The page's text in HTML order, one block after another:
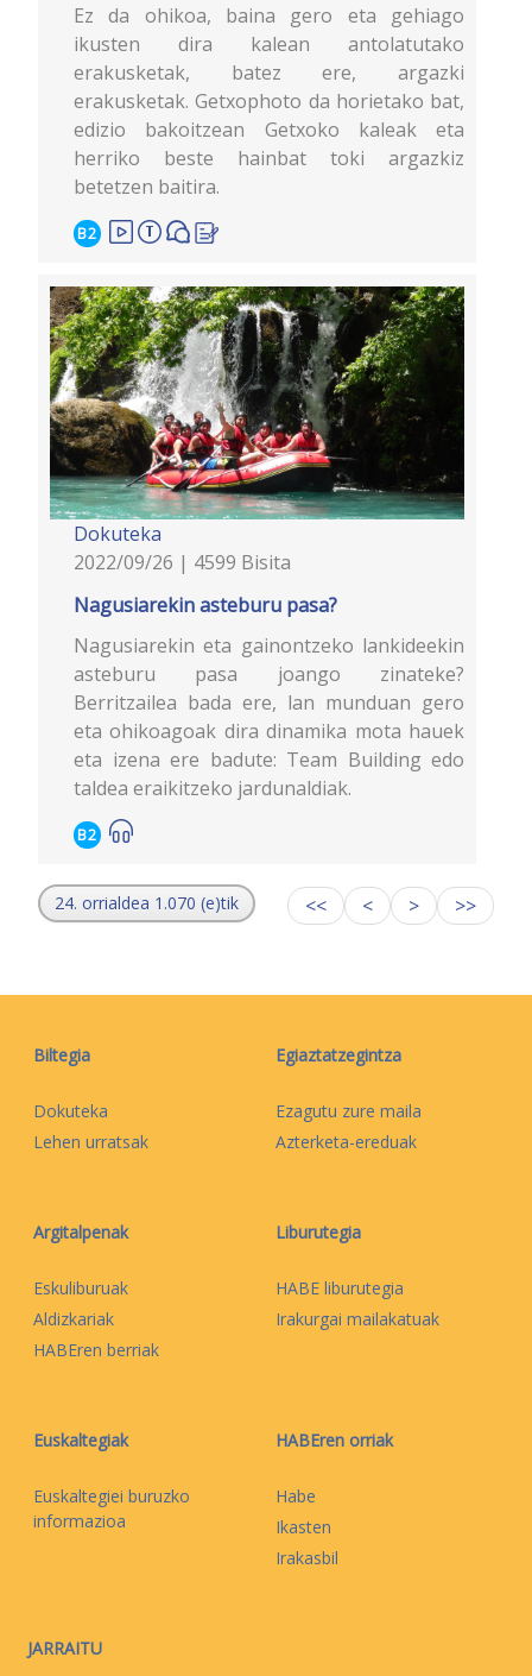
Ez da ohikoa, baina gero eta gehiago
ikusten dira kalean antolatutako
erakusketak, batez ere, argazki
erakusketak. Getxophoto da horietako bat,
edizio bakoitzean Getxoko kaleak eta
herriko beste hainbat toki argazkiz
betetzen baitira.
B2
Dokuteka
2022/09/26 | 4599 Bisita
Nagusiarekin asteburu pasa?
Nagusiarekin eta gainontzeko lankideekin
asteburu pasa joango zinateke?
Berritzailea bada ere, lan munduan gero
eta ohikoagoak dira dinamika mota hauek
eta izena ere badute: Team Building edo
taldea eraikitzeko jardunaldiak.
B2
24. orrialdea 1.070 (e)tik << < > >>
Biltegia
Dokuteka
Lehen urratsak
Egiaztatzegintza
Ezagutu zure maila
Azterketa-ereduak
Argitalpenak
Eskuliburuak
Aldizkariak
HABEren berriak
Liburutegia
HABE liburutegia
Irakurgai mailakatuak
Euskaltegiak
Euskaltegiei buruzko
informazioa
HABEren orriak
Habe
Ikasten
Irakasbil
JARRAITU